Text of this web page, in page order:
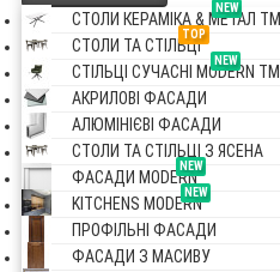
NEW
СТОЛИ КЕРАМІКА & МЕТАЛ TM
TOP
СТОЛИ ТА СТІЛЬЦІ
NEW
СТІЛЬЦІ СУЧАСНІ MODERN TM
АКРИЛОВІ ФАСАДИ
АЛЮМІНІЄВІ ФАСАДИ
СТОЛИ ТА СТІЛЬЦІ З ЯСЕНА
NEW
ФАСАДИ MODERN
NEW
KITCHENS MODERN
ПРОФІЛЬНІ ФАСАДИ
ФАСАДИ З МАСИВУ